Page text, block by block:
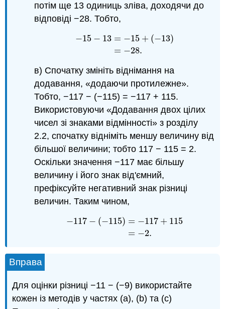
потім ще 13 одиниць зліва, доходячи до
відповіді −28. Тобто,
−15 − 13 = −15 + (−13)
= −28.
15− 13=− (− 13 ) −28.
в) Спочатку змініть віднімання на
додавання, «додаючи протилежне».
Тобто, −117 − (−115) = −117 + 115.
Використовуючи «Додавання двох цілих
чисел зі знаками відмінності» з розділу
2.2, спочатку відніміть меншу величину від
більшої величини; тобто 117 − 115 = 2.
Оскільки значення −117 має більшу
величину і його знак від'ємний,
префіксуйте негативний знак різниці
величин. Таким чином,
−117 − (−115) = −117 + 115
= −2.
117 −115)=− +115 =−2.
Вправа
Для оцінки різниці −11 − (−9) використайте
кожен із методів у частях (a), (b) та (c)